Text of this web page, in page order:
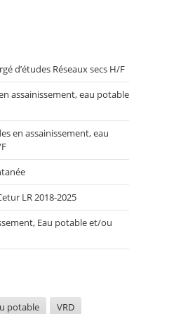
d’études Réseaux secs H/F
assainissement, eau potable
en assainissement, eau
LR 2018-2025
Eau potable et/ou
potable
VRD